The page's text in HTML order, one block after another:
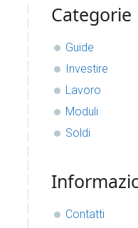
sidebar
Blog
Categorie
Guide
Investire
Lavoro
Moduli
Soldi
Contatti